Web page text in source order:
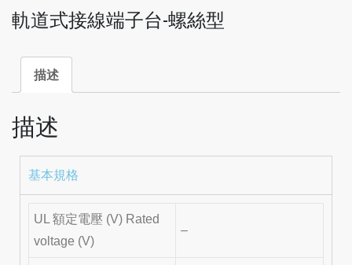
軌道式接線端子台-螺絲型
描述
描述
基本規格
UL 額定電壓 (V) Rated
voltage (V)
–